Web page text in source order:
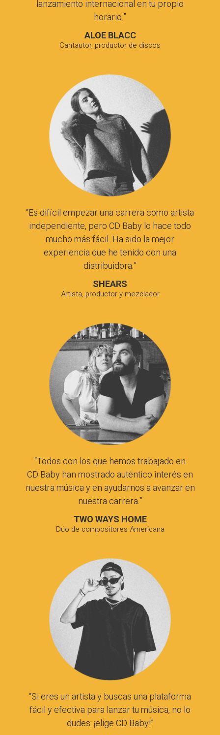
lanzamiento internacional en tu propio
horario.”
ALOE BLACC
Cantautor, productor de discos
“Es difícil empezar una carrera como artista
independiente, pero CD Baby lo hace todo
mucho más fácil. Ha sido la mejor
experiencia que he tenido con una
distribuidora.”
SHEARS
Artista, productor y mezclador
“Todos con los que hemos trabajado en
CD Baby han mostrado auténtico interés en
nuestra música y en ayudarnos a avanzar en
nuestra carrera.”
TWO WAYS HOME
Dúo de compositores Americana
“Si eres un artista y buscas una plataforma
fácil y efectiva para lanzar tu música, no lo
dudes: ¡elige CD Baby!”